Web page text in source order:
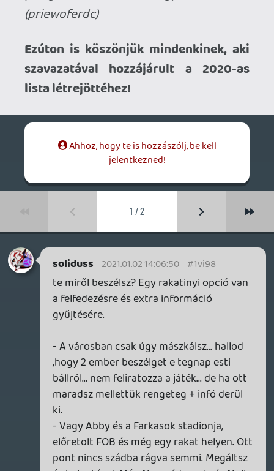
történet is elég megosztó, ezért sokaknak
pl.semmi bajom vele, mert amennyi
témában már feldolgozták ezt, mindnek
ugyanaz a vége, hogy az ember a
legrosszabb helyzetben is képes egymást
írtani. Sajnos au erőszak ugyanúgy jelen
ezen fenn akadni. Tehát mint játék, a Tlou2
kivételes élmény szvsz, amihez bizony kell
egy szintű érettség, ahogyan azt már
előttem is leírták. Rám konkrétan akkora
hatással volt a végén, amire soha nem
pont ezért zseniális.
emlékszem, hogy bármilyen kontextusban
is lett volna a játékban. Továbbra is csak
azt tudom mondani, hogy ez a
videojátékok kereteiből fakadó probléma.
Már egy GTA-t is előlehetne venni ennyi
erővel, hogy lemészárolják a fél várost,
motivációval, olyan soha nincs hogy csak
úgy poénból elkezd valaki mészárolni...
Amúgy meg nem feltétlenül kell ölni a
játékban, főleg legnehezebb fokozaton kell
kikerülni az emberkéket és a következő
szakaszt jelentő ajtón átjutni. 🙂
Ghz 2020.12.31 14:30:51
TheReturnOfDVM 2020.12.31 16:13:13